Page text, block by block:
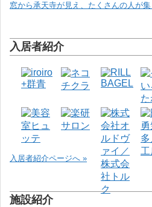
窓から承天寺が見え、たくさんの人が
入居者紹介
入居者紹介ページへ »
施設紹介